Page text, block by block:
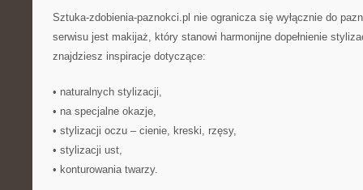
Sztuka-zdobienia-paznokci.pl nie ogranicza się wyłącznie do
serwisu jest makijaż, który stanowi harmonijne dopełnienie
znajdziesz inspiracje dotyczące:
• naturalnych stylizacji,
• na specjalne okazje,
• stylizacji oczu – cienie, kreski, rzęsy,
• stylizacji ust,
• konturowania twarzy.